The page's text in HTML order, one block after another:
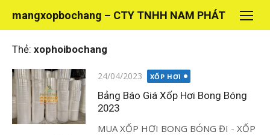
dung
mangxopbochang – CTY TNHH NAM PHÁT
Thẻ: xophoibochang
Đăng
vào
24/04/2023 XỐP HƠI
Bảng Báo Giá Xốp Hơi Bong Bóng
2023
MUA XỐP HƠI BONG BÓNG ĐI - XỐP